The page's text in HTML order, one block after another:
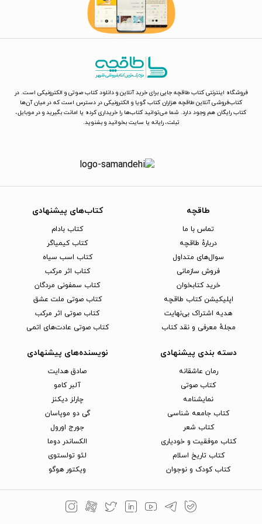
فروشگاه اینترنتی کتاب طاقچه جایی برای خرید آنلاین و دانلود کتاب صوتی و الکترونیکی است. در
کتاب‌فروشی آنلاین طاقچه هزاران کتاب گویا و الکترونیکی در دسترس است که در میان آن‌ها
کتاب رایگان هم وجود دارد. شما می‌توانید کتاب‌ها را خریداری کرده یا امانت بگیرید و در موبایل،
تبلت، رایانه یا سایت بخوانید و بشنوید.
طاقچه
تماس با ما
دربارهٔ طاقچه
سوال‌های متداول
فروش سازمانی
خرید کتابخوان
اپلیکیشن کتاب طاقچه
هدیه اشتراک بی‌نهایت
مجلهٔ معرفی و نقد کتاب
کتاب‌های پیشنهادی
کتاب بادام
کتاب کیمیاگر
کتاب اسب سیاه
کتاب اثر مرکب
کتاب سمفونی مردگان
کتاب صوتی ملت عشق
کتاب صوتی اثر مرکب
کتاب صوتی عادت‌های اتمی
دسته بندی پیشنهادی
رمان عاشقانه
کتاب‌ صوتی
نمایشنامه
کتاب جامعه شناسی
کتاب شعر
کتاب موفقیت و خودیاری
کتاب تاریخ اسلام
کتاب کودک و نوجوان
نویسنده‌های پیشنهادی
صادق هدایت
آلبر کامو
چارلز دیکنز
گی دو موپاسان
جورج اورول
الکساندر دوما
لئو تولستوی
ویکتور هوگو